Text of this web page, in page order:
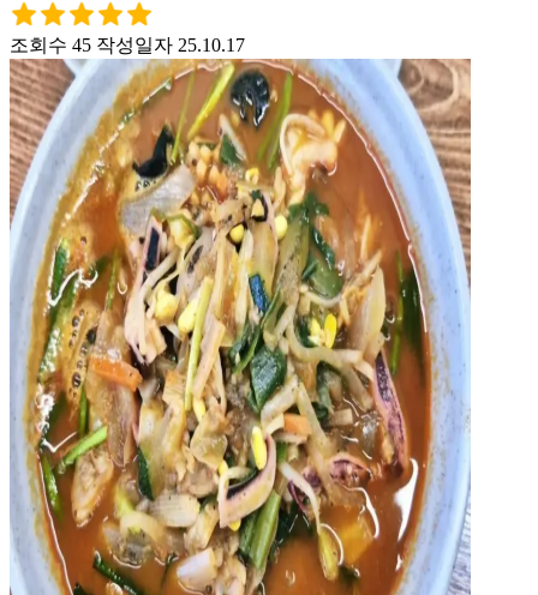
조회수 45 작성일자 25.10.17